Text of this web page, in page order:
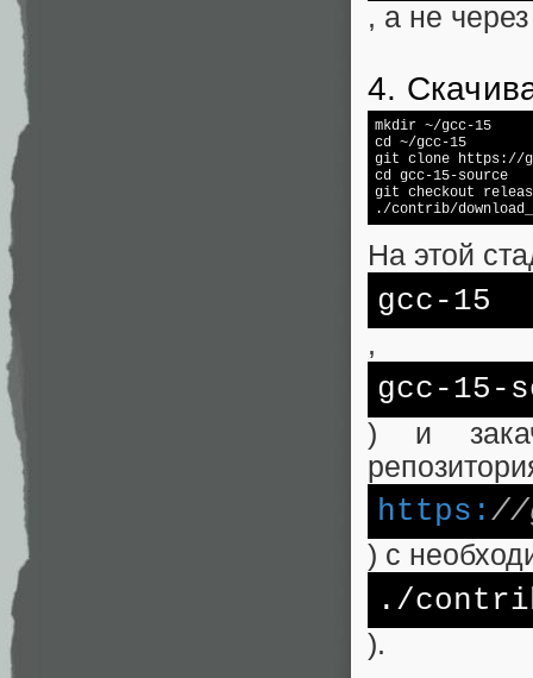
, а не
4.
cd ~/gcc-15
git clone
cd gcc-15-source
git checkout
./contrib/
На этой
gcc-15
,
gcc-15-
) и
https://
) с
. /
).